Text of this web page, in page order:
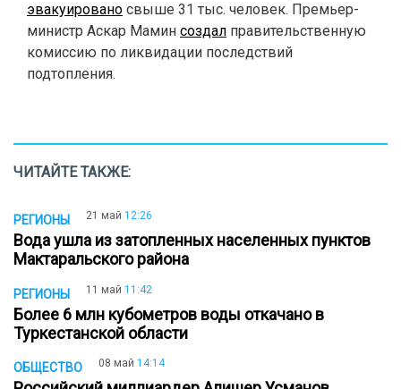
эвакуировано свыше 31 тыс. человек. Премьер-
министр Аскар Мамин создал правительственную
комиссию по ликвидации последствий
подтопления.
ЧИТАЙТЕ ТАКЖЕ:
РЕГИОНЫ 21 май 12:26
Вода ушла из затопленныx населенныx пунктов
Мактаральского района
РЕГИОНЫ 11 май 11:42
Более 6 млн кубометров воды откачано в
Туркестанской области
ОБЩЕСТВО 08 май 14:14